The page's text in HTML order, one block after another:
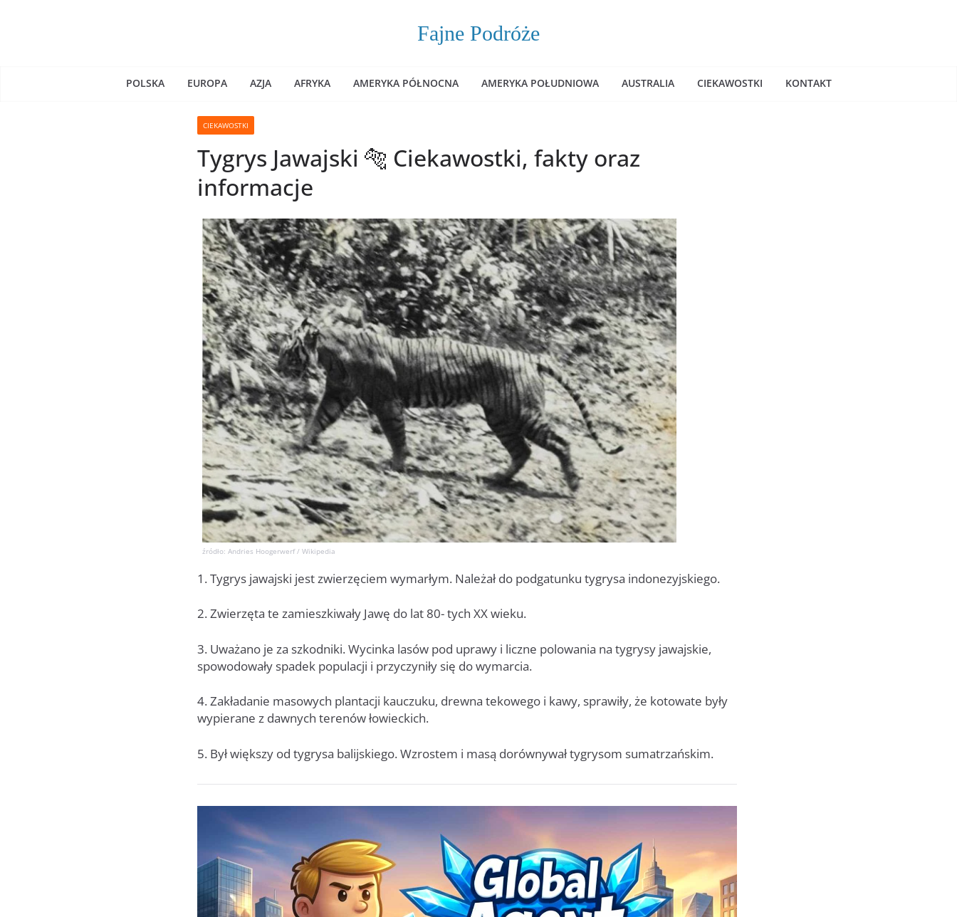
Fajne Podróże
POLSKA EUROPA AZJA AFRYKA AMERYKA PÓŁNOCNA AMERYKA POŁUDNIOWA AUSTRALIA CIEKAWOSTKI KONTAKT
CIEKAWOSTKI
Tygrys Jawajski 🐅 Ciekawostki, fakty oraz
informacje
źródło: Andries Hoogerwerf / Wikipedia
1. Tygrys jawajski jest zwierzęciem wymarłym. Należał do podgatunku tygrysa indonezyjskiego.
2. Zwierzęta te zamieszkiwały Jawę do lat 80- tych XX wieku.
3. Uważano je za szkodniki. Wycinka lasów pod uprawy i liczne polowania na tygrysy jawajskie,
spowodowały spadek populacji i przyczyniły się do wymarcia.
4. Zakładanie masowych plantacji kauczuku, drewna tekowego i kawy, sprawiły, że kotowate były
wypierane z dawnych terenów łowieckich.
5. Był większy od tygrysa balijskiego. Wzrostem i masą dorównywał tygrysom sumatrzańskim.